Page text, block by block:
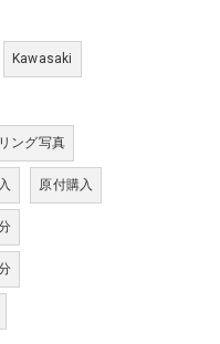
Kawasaki
ング写真
原付購入